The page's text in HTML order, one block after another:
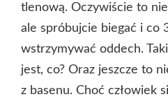
tlenową. Oczywiście to
ale spróbujcie biegać i co
wstrzymywać oddech.
jest, co? Oraz jeszcze to
z basenu. Choć człowiek